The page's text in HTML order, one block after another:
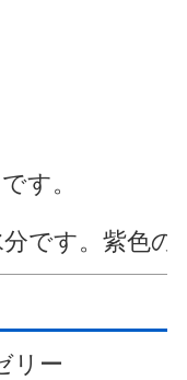
す。
です。紫色
リー